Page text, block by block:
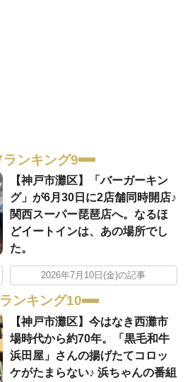
ランキング9
【神戸市灘区】「バーガーキン
グ」が6月30日に2店舗同時開店♪
関西スーパー琵琶店へ。なるほ
どイートインは、あの場所でし
た。
2026年7月10日(金)の記事
ランキング10
【神戸市灘区】今はなき西灘市
場時代から約70年。「黒毛和牛
浜田屋」さんの揚げたてコロッ
ケがたまらない♪ 浜ちゃんの番組